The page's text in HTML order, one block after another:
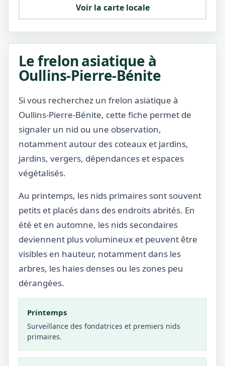
Voir la carte locale
Le frelon asiatique à
Oullins-Pierre-Bénite
Si vous recherchez un frelon asiatique à
Oullins-Pierre-Bénite, cette fiche permet de
signaler un nid ou une observation,
notamment autour des coteaux et jardins,
jardins, vergers, dépendances et espaces
végétalisés.
Au printemps, les nids primaires sont souvent
petits et placés dans des endroits abrités. En
été et en automne, les nids secondaires
deviennent plus volumineux et peuvent être
visibles en hauteur, notamment dans les
arbres, les haies denses ou les zones peu
dérangées.
Printemps
Surveillance des fondatrices et premiers nids
primaires.